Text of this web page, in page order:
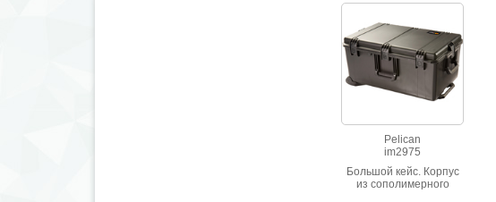
Pelican
im2975
Большой кейс. Корпус
из сополимерного